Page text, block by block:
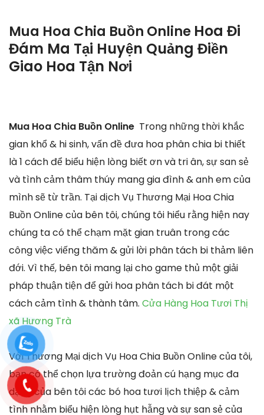
Mua Hoa Chia Buồn Online Hoa Đi
Đám Ma Tại Huyện Quảng Điền
Giao Hoa Tận Nơi
Mua Hoa Chia Buồn Online Trong những thời khắc
gian khổ & hi sinh, vấn đề đưa hoa phân chia bi thiết
là 1 cách để biểu hiện lòng biết ơn và tri ân, sự san sẻ
và tình cảm thâm thúy mang gia đình & anh em của
mình sẽ từ trần. Tại dịch Vụ Thương Mại Hoa Chia
Buồn Online của bên tôi, chúng tôi hiểu rằng hiện nay
chúng ta có thể chạm mặt gian truân trong các
công việc viếng thăm & gửi lời phân tách bi thảm liên
đới. Vì thế, bên tôi mang lại cho game thủ một giải
pháp thuận tiện để gửi hoa phân tách bi đát một
cách cảm tình & thành tâm. Cửa Hàng Hoa Tươi Thị
xã Hương Trà
Với Thương Mại dịch Vụ Hoa Chia Buồn Online của tôi,
bạn có thể chọn lựa trường đoản cú hạng mục đa
dạng của bên tôi các bó hoa tươi lịch thiệp & cảm
tình nhằm biểu hiện lòng hụt hẫng và sự san sẻ của